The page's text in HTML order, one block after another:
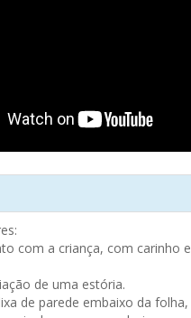
com a criança, com carinho e
de uma estória.
de parede embaixo da folha,